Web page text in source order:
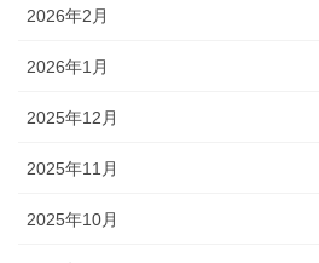
2026年2月
2026年1月
2025年12月
2025年11月
2025年10月